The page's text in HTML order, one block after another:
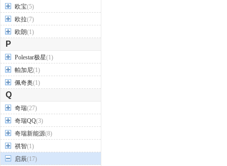
欧宝(5)
欧拉(7)
欧朗(1)
P
Polestar极星(1)
帕加尼(1)
佩奇奥(1)
Q
奇瑞(27)
奇瑞QQ(3)
奇瑞新能源(8)
祺智(1)
启辰(17)